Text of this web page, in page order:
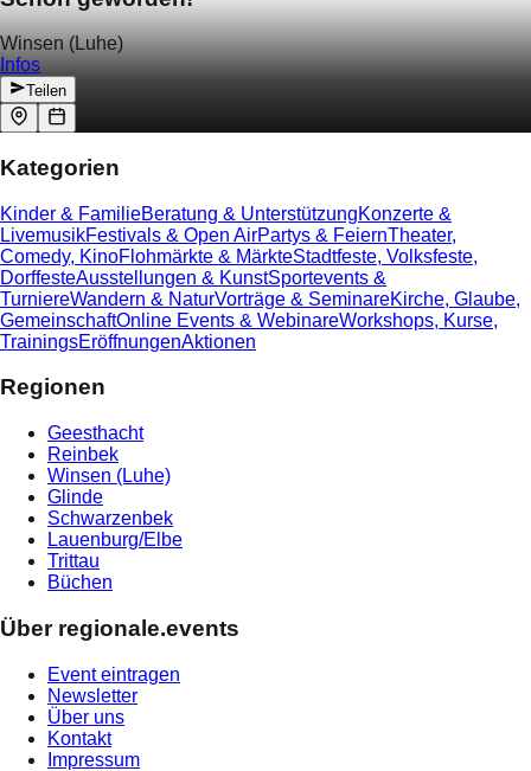
Winsen (Luhe)
Infos
Teilen
Kategorien
Kinder & FamilieBeratung & UnterstützungKonzerte &
LivemusikFestivals & Open AirPartys & FeiernTheater,
Comedy, KinoFlohmärkte & MärkteStadtfeste, Volksfeste,
DorffesteAusstellungen & KunstSportevents &
TurniereWandern & NaturVorträge & SeminareKirche, Glaube,
GemeinschaftOnline Events & WebinareWorkshops, Kurse,
TrainingsEröffnungenAktionen
Regionen
Geesthacht
Reinbek
Winsen (Luhe)
Glinde
Schwarzenbek
Lauenburg/Elbe
Trittau
Büchen
Über regionale.events
Event eintragen
Newsletter
Über uns
Kontakt
Impressum